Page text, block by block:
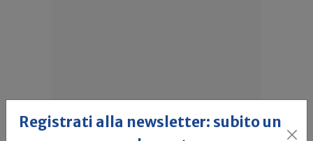
Registrati alla newsletter: subito un